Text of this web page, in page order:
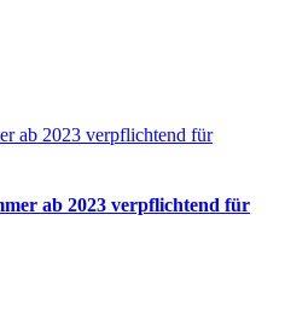
ab 2023 verpflichtend für
ab 2023 verpflichtend für